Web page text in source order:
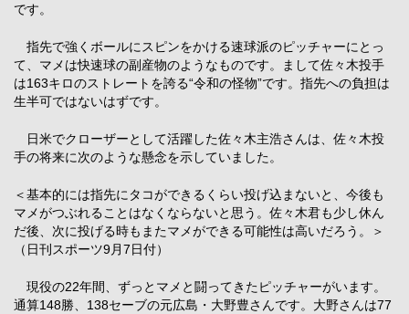
です。
指先で強くボールにスピンをかける速球派のピッチャーにとっ
て、マメは快速球の副産物のようなものです。まして佐々木投手
は163キロのストレートを誇る“令和の怪物”です。指先への負担は
生半可ではないはずです。
日米でクローザーとして活躍した佐々木主浩さんは、佐々木投
手の将来に次のような懸念を示していました。
＜基本的には指先にタコができるくらい投げ込まないと、今後も
マメがつぶれることはなくならないと思う。佐々木君も少し休ん
だ後、次に投げる時もまたマメができる可能性は高いだろう。＞
（日刊スポーツ9月7日付）
現役の22年間、ずっとマメと闘ってきたピッチャーがいます。
通算148勝、138セーブの元広島・大野豊さんです。大野さんは77